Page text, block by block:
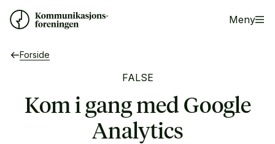
Meny
Forside
FALSE
Kom i gang med Google
Analytics